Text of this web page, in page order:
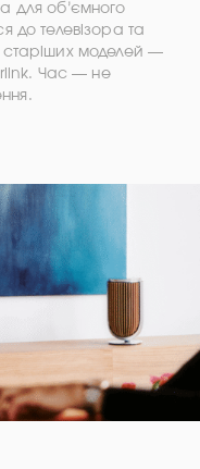
для об’ємного
до телевізора та
старіших моделей —
Час — не